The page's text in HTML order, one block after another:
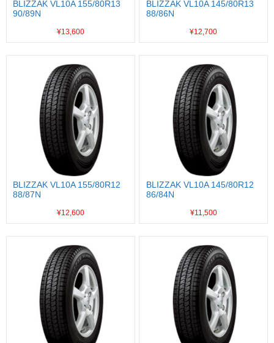
BLIZZAK VL10A 155/80R13
90/89N
¥13,600
BLIZZAK VL10A 145/80R13
88/86N
¥12,700
BLIZZAK VL10A 155/80R12
88/87N
¥12,600
BLIZZAK VL10A 145/80R12
86/84N
¥11,500